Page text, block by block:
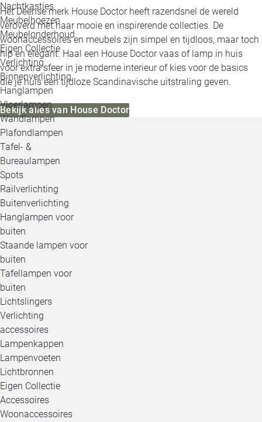
Nachtkastjes
Meubelhoezen
Meubelonderhoud
Eigen Collectie
Verlichting
Binnenverlichting
Hanglampen
Vloerlampen
Wandlampen
Plafondlampen
Tafel- &
Bureaulampen
Spots
Railverlichting
Buitenverlichting
Hanglampen voor
buiten
Staande lampen voor
buiten
Tafellampen voor
buiten
Lichtslingers
Verlichting
accessoires
Lampenkappen
Lampenvoeten
Lichtbronnen
Eigen Collectie
Accessoires
Woonaccessoires
Het Deense merk House Doctor heeft razendsnel de wereld
veroverd met haar mooie en inspirerende collecties. De
woonaccessoires en meubels zijn simpel en tijdloos, maar toch
hip en elegant. Haal een House Doctor vaas of lamp in huis
voor extra sfeer in je moderne interieur of kies voor de basics
die je huis een tijdloze Scandinavische uitstraling geven.
Bekijk alles van House Doctor